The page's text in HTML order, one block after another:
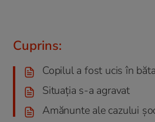
Cuprins:
Copilul a fost ucis în
Situația s-a agravat
Amănunte ale cazului